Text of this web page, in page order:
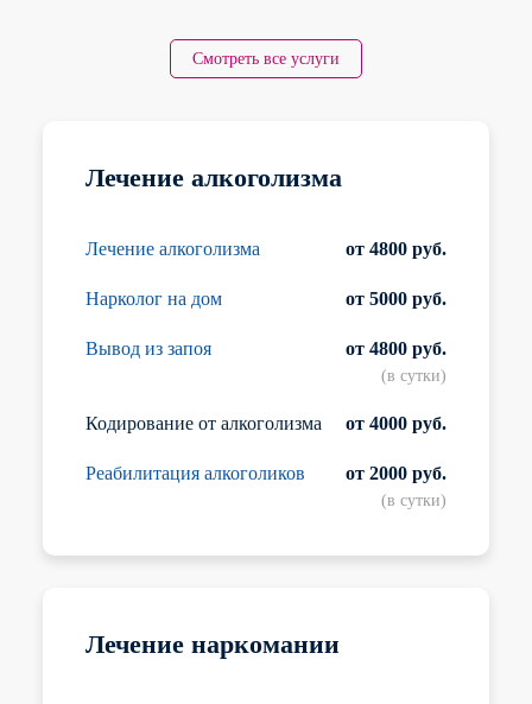
Смотреть все услуги
Лечение алкоголизма
Лечение алкоголизма от 4800 руб.
Нарколог на дом от 5000 руб.
Вывод из запоя от 4800 руб.
(в сутки)
Кодирование от алкоголизма от 4000 руб.
Реабилитация алкоголиков от 2000 руб.
(в сутки)
Лечение наркомании